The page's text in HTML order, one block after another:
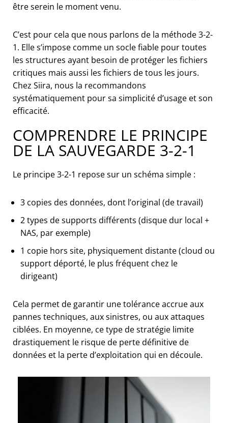
être serein le moment venu.
C’est pour cela que nous parlons de la méthode 3-2-
1. Elle s’impose comme un socle fiable pour toutes
les structures ayant besoin de protéger les fichiers
critiques mais aussi les fichiers de tous les jours.
Chez Siira, nous la recommandons
systématiquement pour sa simplicité d’usage et son
efficacité.
COMPRENDRE LE PRINCIPE
DE LA SAUVEGARDE 3-2-1
Le principe 3-2-1 repose sur un schéma simple :
3 copies des données, dont l’original (de travail)
2 types de supports différents (disque dur local +
NAS, par exemple)
1 copie hors site, physiquement distante (cloud ou
support déporté, le plus fréquent chez le
dirigeant)
Cela permet de garantir une tolérance accrue aux
pannes techniques, aux sinistres, ou aux attaques
ciblées. En moyenne, ce type de stratégie limite
drastiquement le risque de perte définitive de
données et la perte d’exploitation qui en découle.